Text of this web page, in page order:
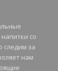
со
следим за
нам